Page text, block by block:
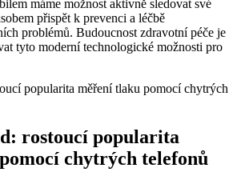
máme možnost aktivně sledovat své
přispět k prevenci a léčbě
problémů. Budoucnost zdravotní péče je
tyto moderní technologické možnosti pro
rostoucí popularita
chytrých telefonů